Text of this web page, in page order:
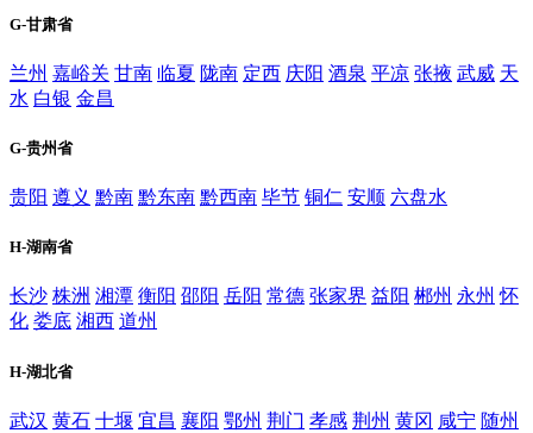
G-甘肃省
兰州 嘉峪关 甘南 临夏 陇南 定西 庆阳 酒泉 平凉 张掖 武威 天
水 白银 金昌
G-贵州省
贵阳 遵义 黔南 黔东南 黔西南 毕节 铜仁 安顺 六盘水
H-湖南省
长沙 株洲 湘潭 衡阳 邵阳 岳阳 常德 张家界 益阳 郴州 永州 怀
化 娄底 湘西 道州
H-湖北省
武汉 黄石 十堰 宜昌 襄阳 鄂州 荆门 孝感 荆州 黄冈 咸宁 随州